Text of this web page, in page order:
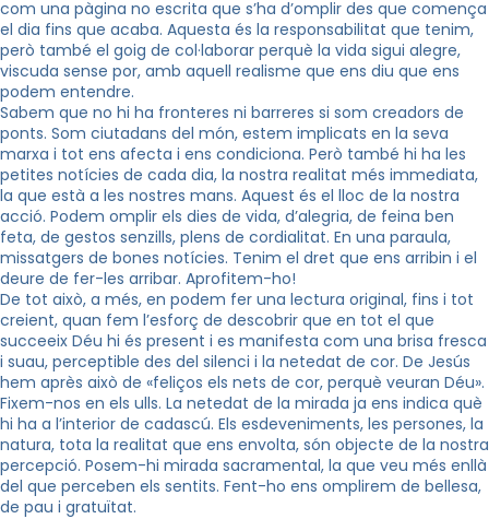
com una pàgina no escrita que s’ha d’omplir des que comença
el dia fins que acaba. Aquesta és la responsabilitat que tenim,
però també el goig de col·laborar perquè la vida sigui alegre,
viscuda sense por, amb aquell realisme que ens diu que ens
podem entendre.
Sabem que no hi ha fronteres ni barreres si som creadors de
ponts. Som ciutadans del món, estem implicats en la seva
marxa i tot ens afecta i ens condiciona. Però també hi ha les
petites notícies de cada dia, la nostra realitat més immediata,
la que està a les nostres mans. Aquest és el lloc de la nostra
acció. Podem omplir els dies de vida, d’alegria, de feina ben
feta, de gestos senzills, plens de cordialitat. En una paraula,
missatgers de bones notícies. Tenim el dret que ens arribin i el
deure de fer-les arribar. Aprofitem-ho!
De tot això, a més, en podem fer una lectura original, fins i tot
creient, quan fem l’esforç de descobrir que en tot el que
succeeix Déu hi és present i es manifesta com una brisa fresca
i suau, perceptible des del silenci i la netedat de cor. De Jesús
hem après això de «feliços els nets de cor, perquè veuran Déu».
Fixem-nos en els ulls. La netedat de la mirada ja ens indica què
hi ha a l’interior de cadascú. Els esdeveniments, les persones, la
natura, tota la realitat que ens envolta, són objecte de la nostra
percepció. Posem-hi mirada sacramental, la que veu més enllà
del que perceben els sentits. Fent-ho ens omplirem de bellesa,
de pau i gratuïtat.